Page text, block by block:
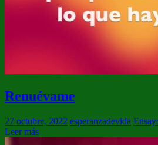
Renuévame
27 octubre, 2022 esperanzadevida
Leer más